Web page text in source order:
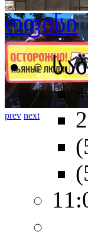
prev next
ოფისი